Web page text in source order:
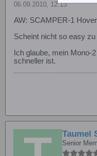
06.09.2010, 12:13
AW: SCAMPER-1
Scheint nicht so easy
Ich glaube, mein Mono-
schneller ist.
Taumel
Senior